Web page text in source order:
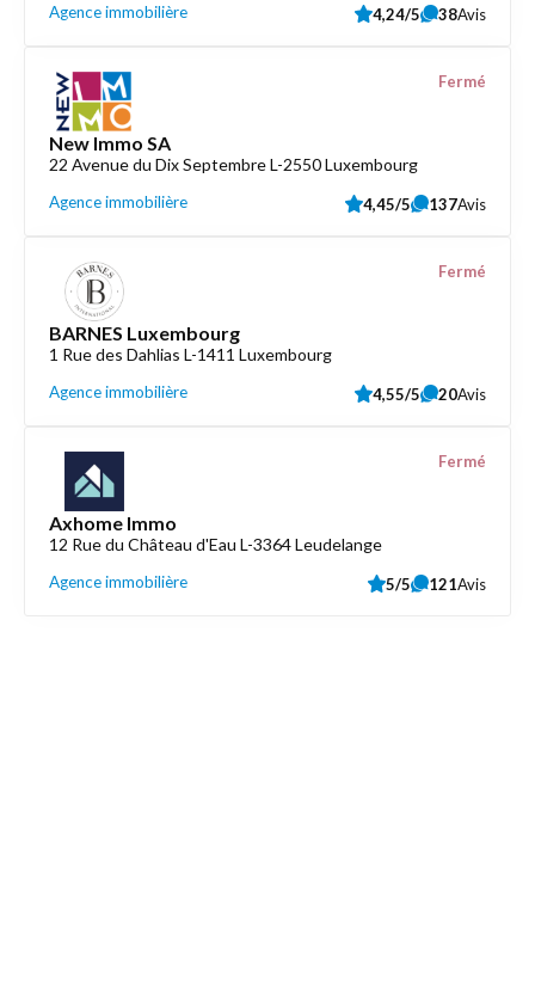
Agence immobilière 4,24/5 38Avis
New Immo SA
22 Avenue du Dix Septembre L-2550 Luxembourg
Agence immobilière
Fermé
4,45/5 137Avis
BARNES Luxembourg
1 Rue des Dahlias L-1411 Luxembourg
Agence immobilière
Fermé
4,55/5 20Avis
Axhome Immo
12 Rue du Château d'Eau L-3364 Leudelange
Agence immobilière
Fermé
5/5 121Avis